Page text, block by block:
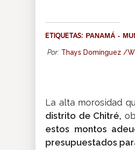
ETIQUETAS: PANAMÁ
Por: Thays Domínguez /
La alta morosidad
distrito de Chitré,
estos montos
presupuestados